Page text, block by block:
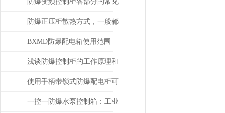
防爆变频控制柜各部分的常见
故障及主要原因
防爆正压柜散热方式，一般都
采用哪几种？
BXMD防爆配电箱使用范围
浅谈防爆控制柜的工作原理和
优点
使用手柄带锁式防爆配电柜可
保障安全，提高效率
一控一防爆水泵控制箱：工业